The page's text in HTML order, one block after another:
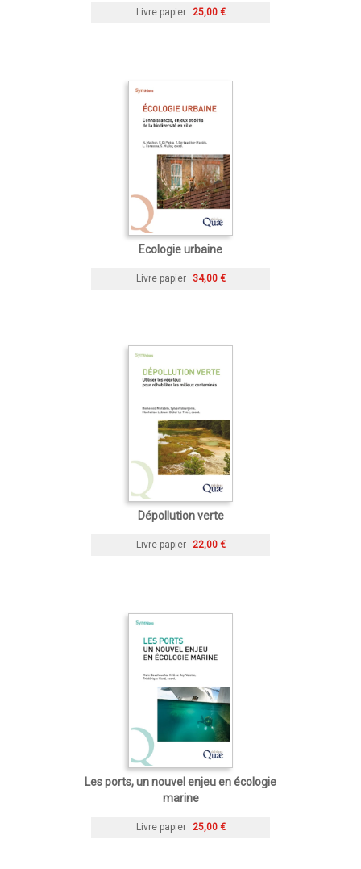
Livre papier 25,00 €
Ecologie urbaine
Livre papier 34,00 €
Dépollution verte
Livre papier 22,00 €
Les ports, un nouvel enjeu en écologie
marine
Livre papier 25,00 €